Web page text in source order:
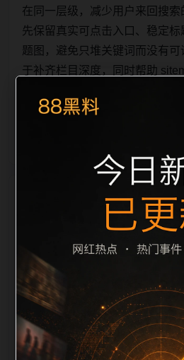
在同一层级，减少用户来回搜
先保留真实可点击入口、稳定
题图，避免只堆关键词而没有
于补齐栏目深度，同时帮助
荐形成更自然的内链关系。图片
键词、栏目词和文章标题，让搜
栏目内容归集
之间识别一致主题。后续每日采
程图片本地化、坏图默认图兜底
description 长度过滤。如果同
面，应通过不同角度补充事件背
题或专题入口，降低站群页面之
保留同类推荐、上一篇下一篇和
要页面点击深度尽量控制在三次